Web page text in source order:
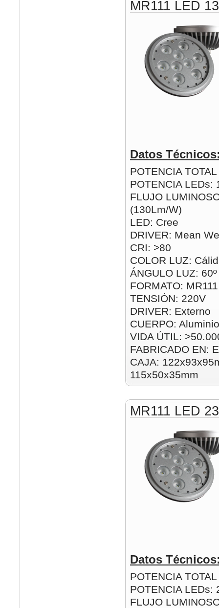
MR111 LED
Datos
POTENCIA
POTENCIA LEDs:
FLUJO
(130Lm/W)
LED: Cree
DRIVER: Mean
CRI: >80
COLOR LUZ:
ÁNGULO LUZ: 60º
FORMATO: MR111
TENSIÓN: 220V
DRIVER: Externo
CUERPO: Aluminio
VIDA ÚTIL:
FABRICADO EN:
CAJA:
115x50x35mm
MR111 LED
Datos
POTENCIA
POTENCIA LEDs:
FLUJO